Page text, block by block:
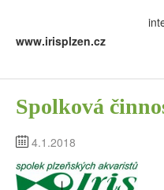
www.irisplzen.cz
Spolková
4.1.2018